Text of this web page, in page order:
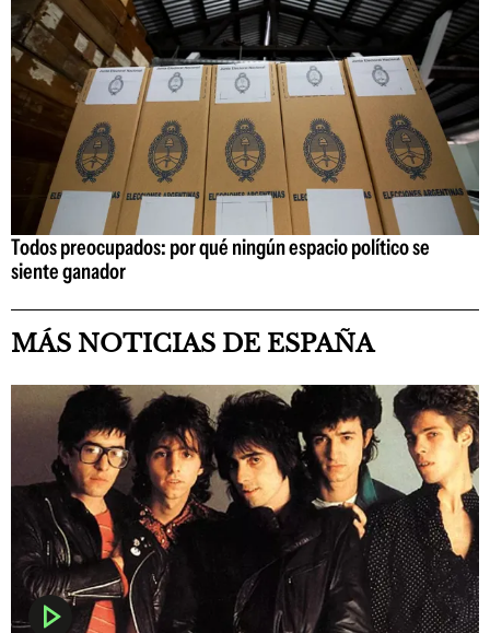
Todos preocupados: por qué ningún espacio político se
siente ganador
MÁS NOTICIAS DE ESPAÑA